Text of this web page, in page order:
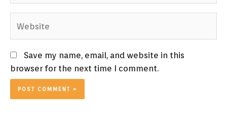
Save my name, email, and website in this
browser for the next time I comment.